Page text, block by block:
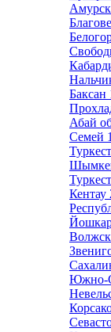
Баксан
Абай
Семей
Кентау
Волжск
Южно-